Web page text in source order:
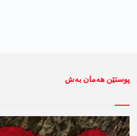
پوستێن ھەمان بەش